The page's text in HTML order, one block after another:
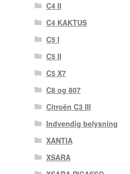
C4 II
C4 KAKTUS
C5 I
C5 II
C5 X7
C8 og 807
Citroën C3 III
Indvendig belysning
XANTIA
XSARA